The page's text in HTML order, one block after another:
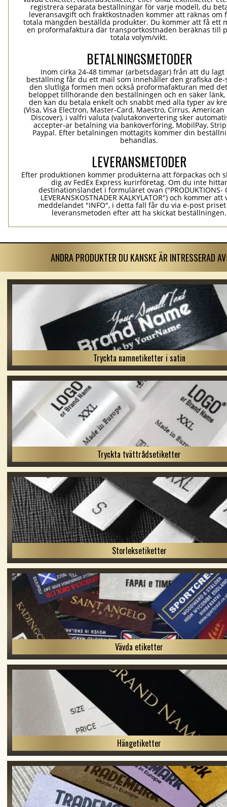
registrera separata beställningar för varje modell, du
leveransavgift och fraktkostnaden kommer att räknas om
totala mängden beställda produkter. Du kommer att få ett
en proformafaktura där transportkostnaden beräknas till
totala volym/vikt.
BETALNINGSMETODER
Inom cirka 24-48 timmar (arbetsdagar) från att du
beställning får du ett mail som innehåller den grafiska
den slutliga formen men också proformafakturan med
beloppet tillhörande den beställningen och en säker länk,
den kan du betala enkelt och snabbt med alla typer av
(Visa, Visa Electron, Master-Card, Maestro, Cirrus, American
Discover), i valfri valuta (valutakonvertering sker
accepter-ar betalning via banköverföring, MobilPay,
Paypal. Efter betalningen mottagits kommer din
behandlas.
LEVERANSMETODER
Efter produktionen kommer produkterna att förpackas och
dig av FedEx Express kurirföretag. Om du inte hittar
destinationslandet i formuläret ovan ("PRODUKTIONS-
LEVERANSKOSTNADER KALKYLATOR") och kommer att
meddelandet "INFO", i detta fall får du via e-post
leveransmetoden efter att ha skickat beställningen.
ANDRA PRODUKTER DU KANSKE ÄR INTRESSERAD
Tryckta namnetiketter i satin
Tryckta tvättrådsetiketter
Storleksetiketter
Vävda etiketter
Hängetiketter